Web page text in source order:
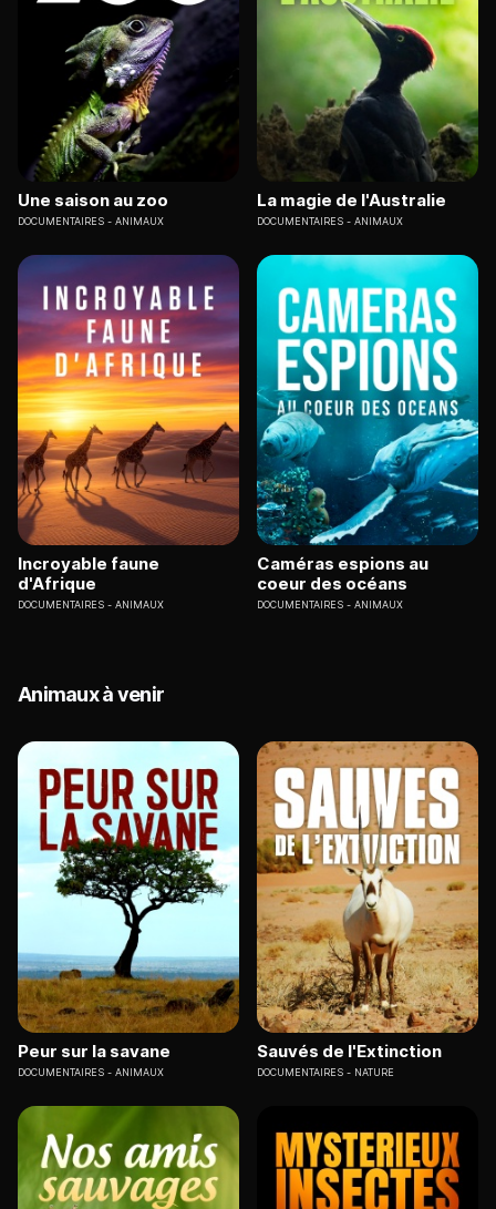
Une saison au zoo
DOCUMENTAIRES ANIMAUX
La magie de l'Australie
DOCUMENTAIRES ANIMAUX
Incroyable faune
d'Afrique
DOCUMENTAIRES ANIMAUX
Caméras espions au
coeur des océans
DOCUMENTAIRES ANIMAUX
Animaux à venir
Peur sur la savane
DOCUMENTAIRES ANIMAUX
Sauvés de l'Extinction
DOCUMENTAIRES NATURE